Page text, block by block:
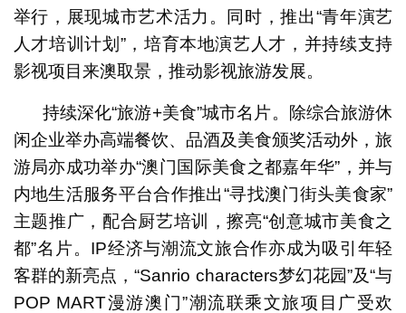
举行，展现城市艺术活力。同时，推出“青年演艺
人才培训计划”，培育本地演艺人才，并持续支持
影视项目来澳取景，推动影视旅游发展。
持续深化“旅游+美食”城市名片。除综合旅游休
闲企业举办高端餐饮、品酒及美食颁奖活动外，旅
游局亦成功举办“澳门国际美食之都嘉年华”，并与
内地生活服务平台合作推出“寻找澳门街头美食家”
主题推广，配合厨艺培训，擦亮“创意城市美食之
都”名片。IP经济与潮流文旅合作亦成为吸引年轻
客群的新亮点，“Sanrio characters梦幻花园”及“与
POP MART漫游澳门”潮流联乘文旅项目广受欢